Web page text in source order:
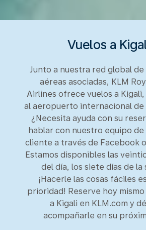
Vuelos a
Junto a nuestra red global de
aéreas asociadas, KLM
Airlines ofrece vuelos a
al aeropuerto internacional de
¿Necesita ayuda con su
hablar con nuestro equipo
cliente a través de Facebook
Estamos disponibles las
del día, los siete días de la
¡Hacerle las cosas fáciles
prioridad! Reserve hoy
a Kigali en KLM.com y
acompañarle en su